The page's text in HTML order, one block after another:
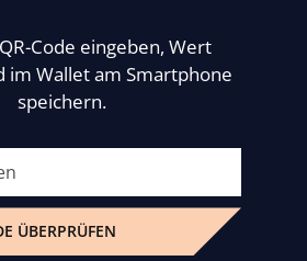
Code eingeben, Wert
im Wallet am Smartphone
speichern.
ÜBERPRÜFEN